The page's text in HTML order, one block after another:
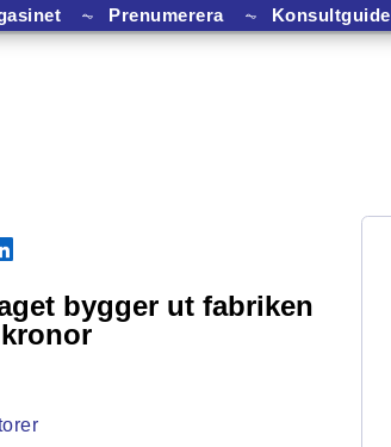
⏦ Prenumerera ⏦ Konsultguide
bygger ut fabriken